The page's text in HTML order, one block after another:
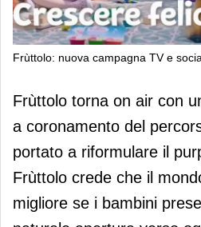
Frùttolo: nuova campagna TV e
Frùttolo: nuova
per l’inclusività
Frùttolo torna on air con
a coronamento del
portato a riformulare il
Frùttolo crede che il
migliore se i bambini